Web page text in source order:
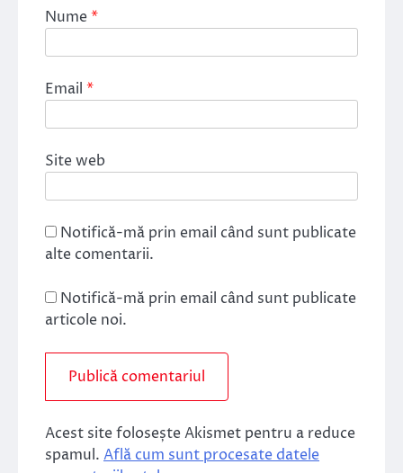
Nume*
Email *
Site web
Notifică-mă prin email când sunt publicate
alte comentarii.
Notifică-mă prin email când sunt publicate
articole noi.
Acest site folosește Akismet pentru a reduce
spamul. Află cum sunt procesate datele